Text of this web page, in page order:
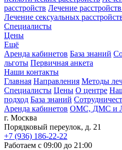
расстройств Лечение
Лечение сексуальных
Специалисты
Цены
Ещё
Аренда кабинетов База знаний
льготы Первичная анкета
Наши контакты
Главная Направления Методы
Специалисты Цены О центре
подход База знаний
Аренда кабинетов ОМС, ДМС и
г. Москва
Порядковый переулок, д. 21
+7 (936) 186-22-22
Работаем с 09:00 до 21:00